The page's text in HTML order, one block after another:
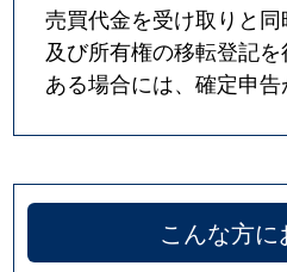
売買代金を受け取りと
及び所有権の移転登記
ある場合には、確定申告
こんな方